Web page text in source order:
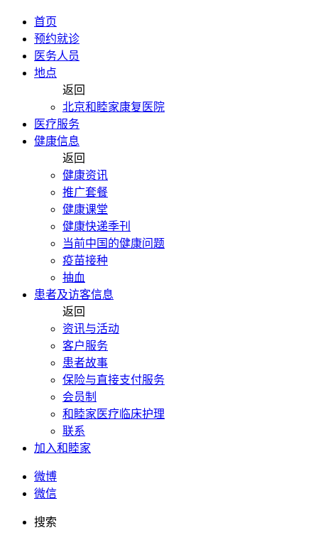
首页
预约就诊
医务人员
地点
返回
北京和睦家康复医院
医疗服务
健康信息
返回
健康资讯
推广套餐
健康课堂
健康快递季刊
当前中国的健康问题
疫苗接种
抽血
患者及访客信息
返回
资讯与活动
客户服务
患者故事
保险与直接支付服务
会员制
和睦家医疗临床护理
联系
加入和睦家
微博
微信
搜索